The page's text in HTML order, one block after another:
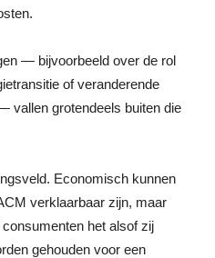
— bijvoorbeeld over de rol
of veranderende
vallen grotendeels buiten die
Economisch kunnen
verklaarbaar zijn, maar
het alsof zij
gehouden voor een